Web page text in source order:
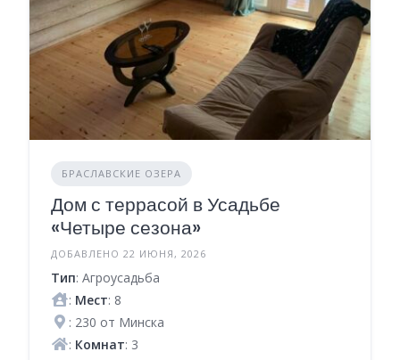
БРАСЛАВСКИЕ ОЗЕРА
Дом с террасой в Усадьбе
«Четыре сезона»
ДОБАВЛЕНО 22 ИЮНЯ, 2026
Тип: Агроусадьба
: Мест: 8
: 230 от Минска
: Комнат: 3